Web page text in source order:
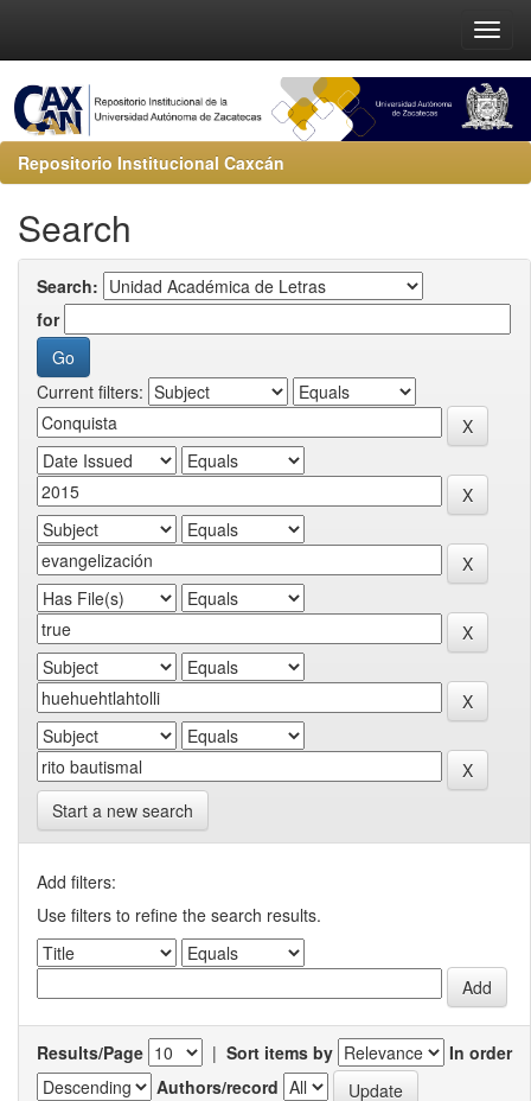
Repositorio Institucional Caxcán
Search
Search:
for
Current filters:
Start a new search
Add filters:
Use filters to refine the search results.
Results/Page | Sort items by
In order
Authors/record